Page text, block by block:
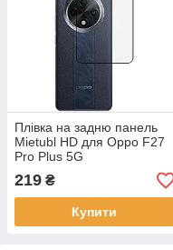
Плівка на задню панель
Mietubl HD для Oppo F27
Pro Plus 5G
219 ₴
Купити